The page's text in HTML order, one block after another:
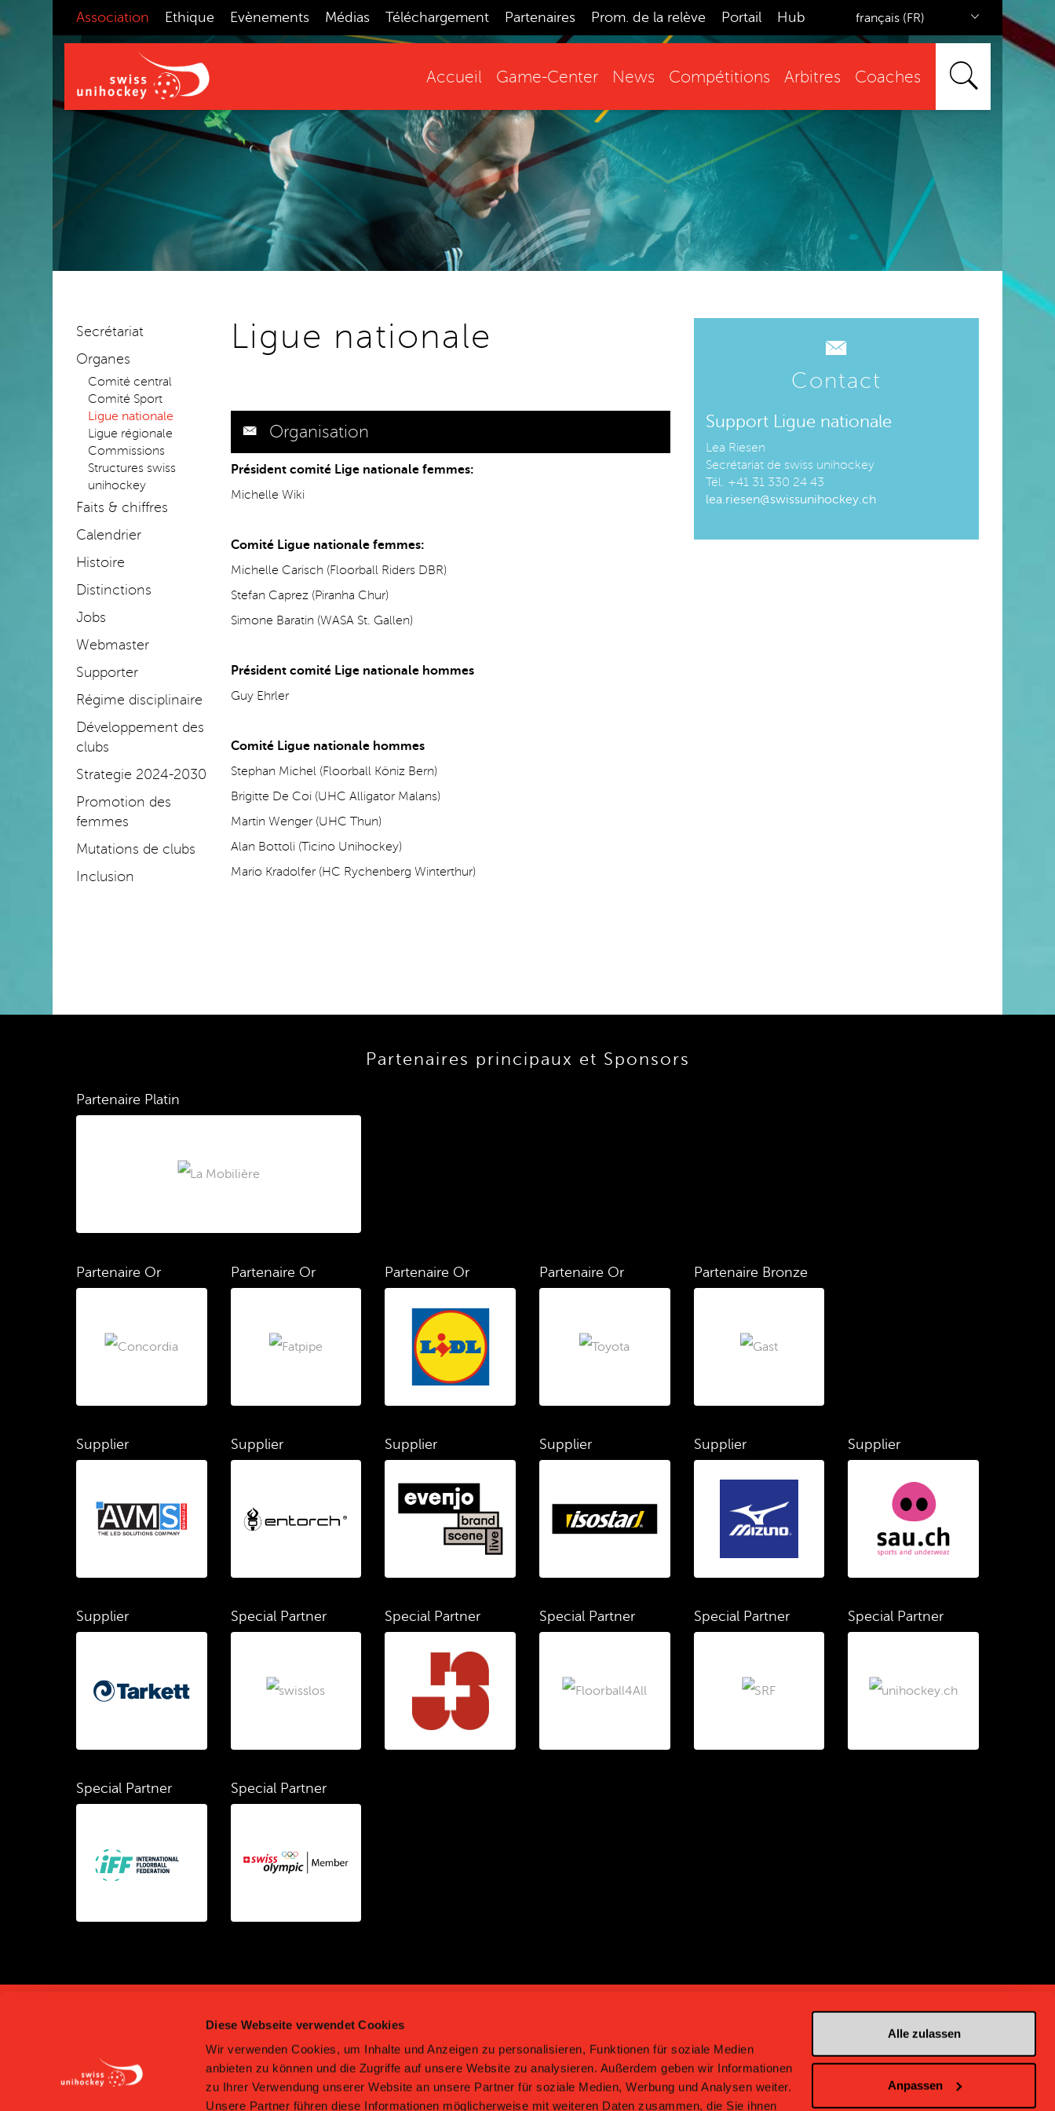
Diese Webseite verwendet Cookies
Wir verwenden Cookies, um Inhalte und Anzeigen zu personalisieren, Funktionen für soziale Medien
anbieten zu können und die Zugriffe auf unsere Website zu analysieren. Außerdem geben wir Informationen
zu Ihrer Verwendung unserer Website an unsere Partner für soziale Medien, Werbung und Analysen weiter.
Unsere Partner führen diese Informationen möglicherweise mit weiteren Daten zusammen, die Sie ihnen
Alle zulassen
Anpassen
Association Ethique Evènements Médias Téléchargement Partenaires Prom. de la relève Portail Hub français (FR)
Accueil Game-Center News Compétitions Arbitres Coaches
Secrétariat
Organes
Comité central
Comité Sport
Ligue nationale
Ligue régionale
Commissions
Structures swiss
unihockey
Faits & chiffres
Calendrier
Histoire
Distinctions
Jobs
Webmaster
Supporter
Régime disciplinaire
Développement des
clubs
Strategie 2024-2030
Promotion des
femmes
Mutations de clubs
Inclusion
Ligue nationale
Organisation
Président comité Lige nationale femmes:
Michelle Wiki
Comité Ligue nationale femmes:
Michelle Carisch (Floorball Riders DBR)
Stefan Caprez (Piranha Chur)
Simone Baratin (WASA St. Gallen)
Président comité Lige nationale hommes
Guy Ehrler
Comité Ligue nationale hommes
Stephan Michel (Floorball Köniz Bern)
Brigitte De Coi (UHC Alligator Malans)
Martin Wenger (UHC Thun)
Alan Bottoli (Ticino Unihockey)
Mario Kradolfer (HC Rychenberg Winterthur)
Contact
Support Ligue nationale
Lea Riesen
Secrétariat de swiss unihockey
Tél. +41 31 330 24 43
lea.riesen@swissunihockey.ch
Partenaires principaux et Sponsors
Partenaire Platin
Partenaire Or Partenaire Or Partenaire Or Partenaire Or Partenaire Bronze
Supplier Supplier Supplier Supplier Supplier Supplier
Supplier Special Partner Special Partner Special Partner Special Partner Special Partner
Special Partner Special Partner
swiss unihockey| Haus des Sports | Talgut-Zentrum 27 | CH-3063 Ittigen bei Bern